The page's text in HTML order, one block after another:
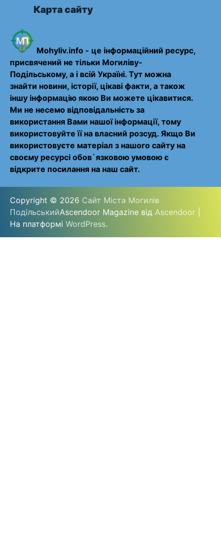
Карта сайту
Mohyliv.info - це інформаційний ресурс,
присвячений не тільки Могиліву-
Подільському, а і всій Україні. Тут можна
знайти новини, історії, цікаві факти, а також
іншу інформацію якою Ви можете цікавитися.
Ми не несемо відповідальність за
використання Вами нашої інформації, тому
використовуйте її на власний розсуд. Якщо Ви
використовуєте матеріал з нашого сайту на
своєму ресурсі обов`язковою умовою є
відкрите посилання на наш сайт.
Copyright © 2026 Сайт Міста Могилів
ПодільськийAscendoor Magazine від Ascendoor
На платформі WordPress.